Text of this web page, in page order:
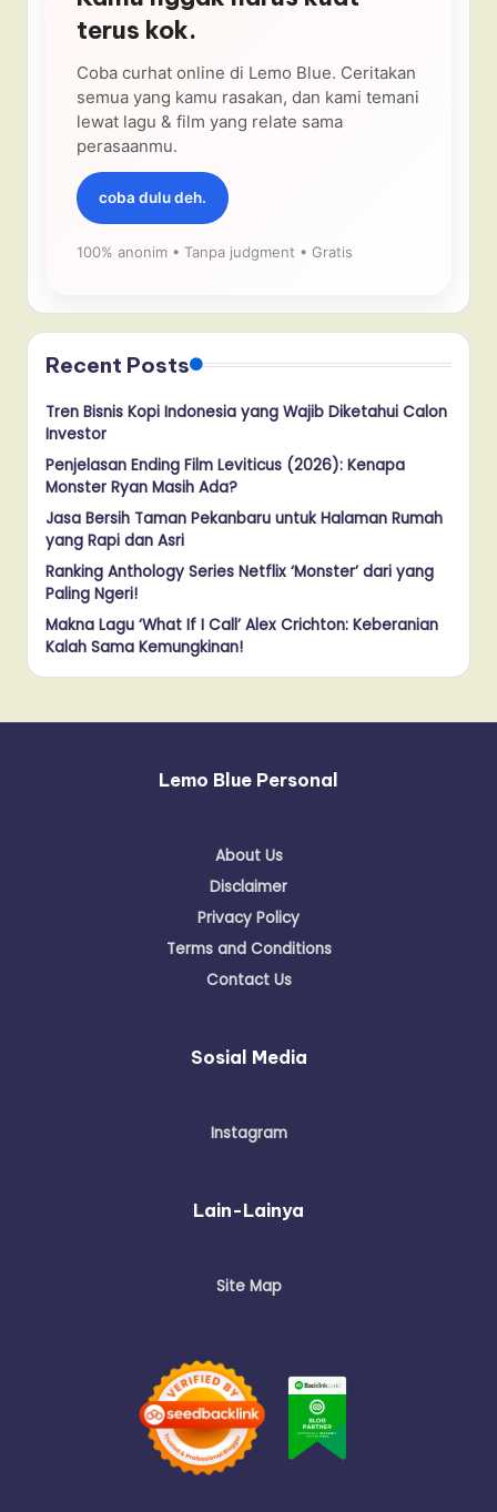
terus kok.
Coba curhat online di Lemo Blue. Ceritakan
semua yang kamu rasakan, dan kami temani
lewat lagu & film yang relate sama
perasaanmu.
coba dulu deh.
100% anonim • Tanpa judgment • Gratis
Recent Posts
Tren Bisnis Kopi Indonesia yang Wajib Diketahui Calon
Investor
Penjelasan Ending Film Leviticus (2026): Kenapa
Monster Ryan Masih Ada?
Jasa Bersih Taman Pekanbaru untuk Halaman Rumah
yang Rapi dan Asri
Ranking Anthology Series Netflix ‘Monster’ dari yang
Paling Ngeri!
Makna Lagu ‘What If I Call’ Alex Crichton: Keberanian
Kalah Sama Kemungkinan!
Lemo Blue Personal
About Us
Disclaimer
Privacy Policy
Terms and Conditions
Contact Us
Sosial Media
Instagram
Lain-Lainya
Site Map